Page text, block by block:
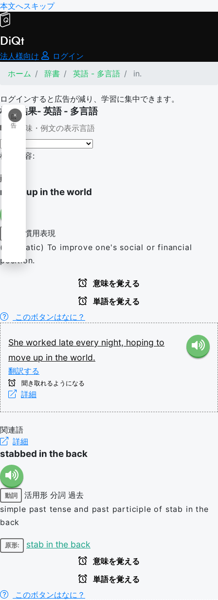
本文へスキップ
DiQt
法人様向け
ログイン
ホーム
辞書 英語 - 多言語 in.
ログインすると広告が減り、学習に集中できます。
×
広
告
検索結果- 英語 - 多言語
意味・例文の表示言語
検索内容:
in.
move up in the world
慣用表現
(idiomatic) To improve one's social or financial
position.
意味を覚える
単語を覚える
このボタンはなに？
She worked late every night, hoping to
move up in the world.
翻訳する
聞き取れるようになる
詳細
関連語
詳細
stabbed in the back
動詞 活用形 分詞 過去
simple past tense and past participle of stab in the
back
原形: stab in the back
意味を覚える
単語を覚える
このボタンはなに？